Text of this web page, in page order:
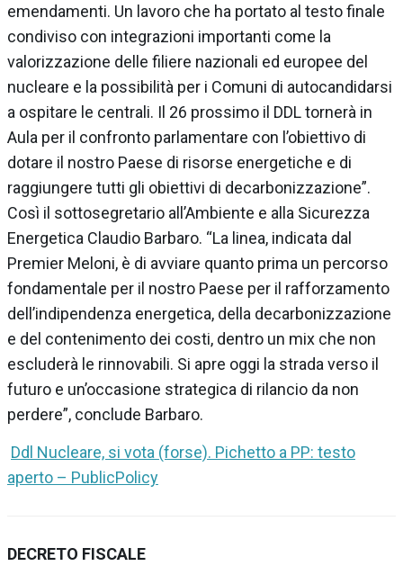
emendamenti. Un lavoro che ha portato al testo finale
condiviso con integrazioni importanti come la
valorizzazione delle filiere nazionali ed europee del
nucleare e la possibilità per i Comuni di autocandidarsi
a ospitare le centrali. Il 26 prossimo il DDL tornerà in
Aula per il confronto parlamentare con l’obiettivo di
dotare il nostro Paese di risorse energetiche e di
raggiungere tutti gli obiettivi di decarbonizzazione”.
Così il sottosegretario all’Ambiente e alla Sicurezza
Energetica Claudio Barbaro. “La linea, indicata dal
Premier Meloni, è di avviare quanto prima un percorso
fondamentale per il nostro Paese per il rafforzamento
dell’indipendenza energetica, della decarbonizzazione
e del contenimento dei costi, dentro un mix che non
escluderà le rinnovabili. Si apre oggi la strada verso il
futuro e un’occasione strategica di rilancio da non
perdere”, conclude Barbaro.
Ddl Nucleare, si vota (forse). Pichetto a PP: testo
aperto – PublicPolicy
DECRETO FISCALE